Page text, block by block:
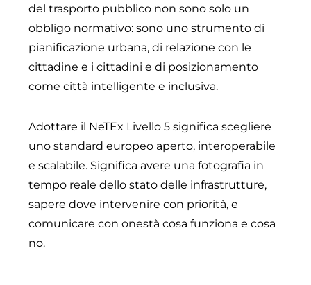
del trasporto pubblico non sono solo un
obbligo normativo: sono uno strumento di
pianificazione urbana, di relazione con le
cittadine e i cittadini e di posizionamento
come città intelligente e inclusiva.
Adottare il NeTEx Livello 5 significa scegliere
uno standard europeo aperto, interoperabile
e scalabile. Significa avere una fotografia in
tempo reale dello stato delle infrastrutture,
sapere dove intervenire con priorità, e
comunicare con onestà cosa funziona e cosa
no.